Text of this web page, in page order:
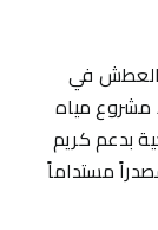
العطش في
مشروع مياه
بدعم كريم
مستداماً